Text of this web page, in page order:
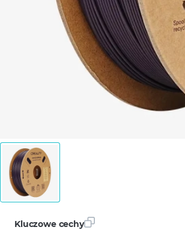
Kluczowe cechy